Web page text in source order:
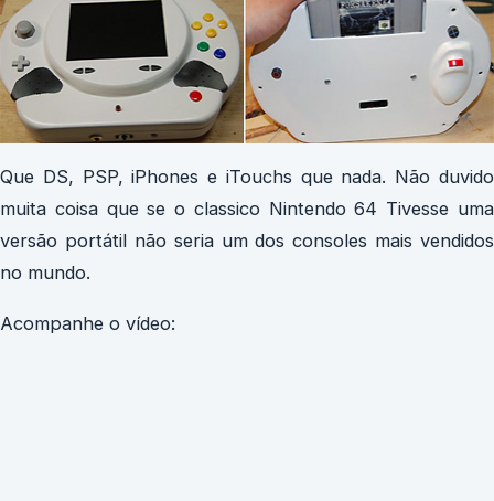
Que DS, PSP, iPhones e iTouchs que nada. Não duvido
muita coisa que se o classico Nintendo 64 Tivesse uma
versão portátil não seria um dos consoles mais vendidos
no mundo.
Acompanhe o vídeo: